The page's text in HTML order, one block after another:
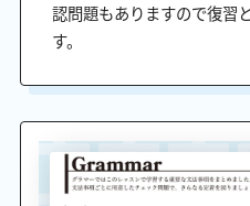
認問題もありますので復習
す。